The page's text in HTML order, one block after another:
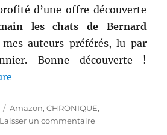
d’une offre découverte
les chats de Bernard
auteurs préférés, lu par
Bonne découverte !
Étiquettes
Amazon,CHRONIQUE,
Laisser un commentairesur